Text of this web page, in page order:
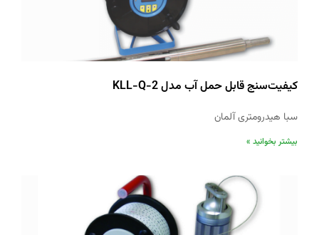
کیفیت‌‌سنج قابل حمل آب مدل KLL-Q-2
سبا هیدرومتری آلمان
بیشتر بخوانید »